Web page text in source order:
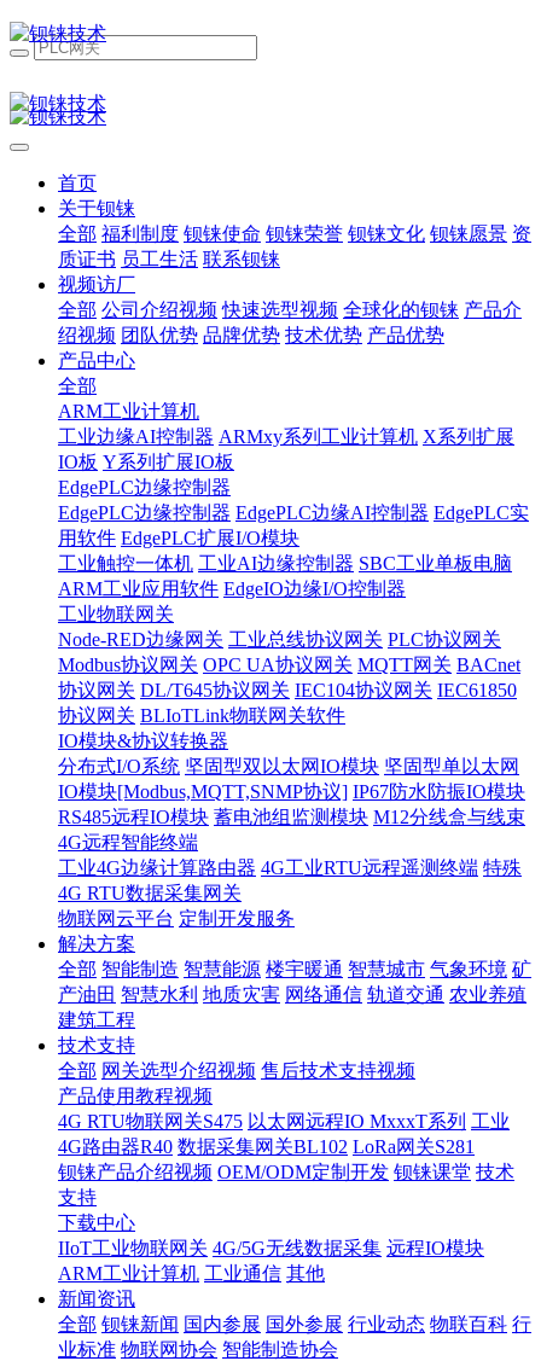
首页
关于钡铼
全部 福利制度 钡铼使命 钡铼荣誉 钡铼文化 钡铼愿景 资
质证书 员工生活 联系钡铼
视频访厂
全部 公司介绍视频 快速选型视频 全球化的钡铼 产品介
绍视频 团队优势 品牌优势 技术优势 产品优势
产品中心
全部
ARM工业计算机
工业边缘AI控制器 ARMxy系列工业计算机 X系列扩展
IO板 Y系列扩展IO板
EdgePLC边缘控制器
EdgePLC边缘控制器 EdgePLC边缘AI控制器 EdgePLC实
用软件 EdgePLC扩展I/O模块
工业触控一体机 工业AI边缘控制器 SBC工业单板电脑
ARM工业应用软件 EdgeIO边缘I/O控制器
工业物联网关
Node-RED边缘网关 工业总线协议网关 PLC协议网关
Modbus协议网关 OPC UA协议网关 MQTT网关 BACnet
协议网关 DL/T645协议网关 IEC104协议网关 IEC61850
协议网关 BLIoTLink物联网关软件
IO模块&协议转换器
分布式I/O系统 坚固型双以太网IO模块 坚固型单以太网
IO模块[Modbus,MQTT,SNMP协议] IP67防水防振IO模块
RS485远程IO模块 蓄电池组监测模块 M12分线盒与线束
4G远程智能终端
工业4G边缘计算路由器 4G工业RTU远程遥测终端 特殊
4G RTU数据采集网关
物联网云平台 定制开发服务
解决方案
全部 智能制造 智慧能源 楼宇暖通 智慧城市 气象环境 矿
产油田 智慧水利 地质灾害 网络通信 轨道交通 农业养殖
建筑工程
技术支持
全部 网关选型介绍视频 售后技术支持视频
产品使用教程视频
4G RTU物联网关S475 以太网远程IO MxxxT系列 工业
4G路由器R40 数据采集网关BL102 LoRa网关S281
钡铼产品介绍视频 OEM/ODM定制开发 钡铼课堂 技术
支持
下载中心
IIoT工业物联网关 4G/5G无线数据采集 远程IO模块
ARM工业计算机 工业通信 其他
新闻资讯
全部 钡铼新闻 国内参展 国外参展 行业动态 物联百科 行
业标准 物联网协会 智能制造协会